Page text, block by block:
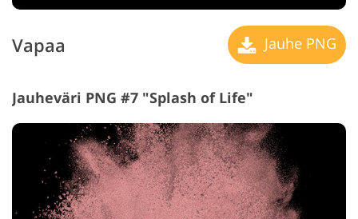
Vapaa Jauhe PNG
Jauheväri PNG #7 "Splash of Life"